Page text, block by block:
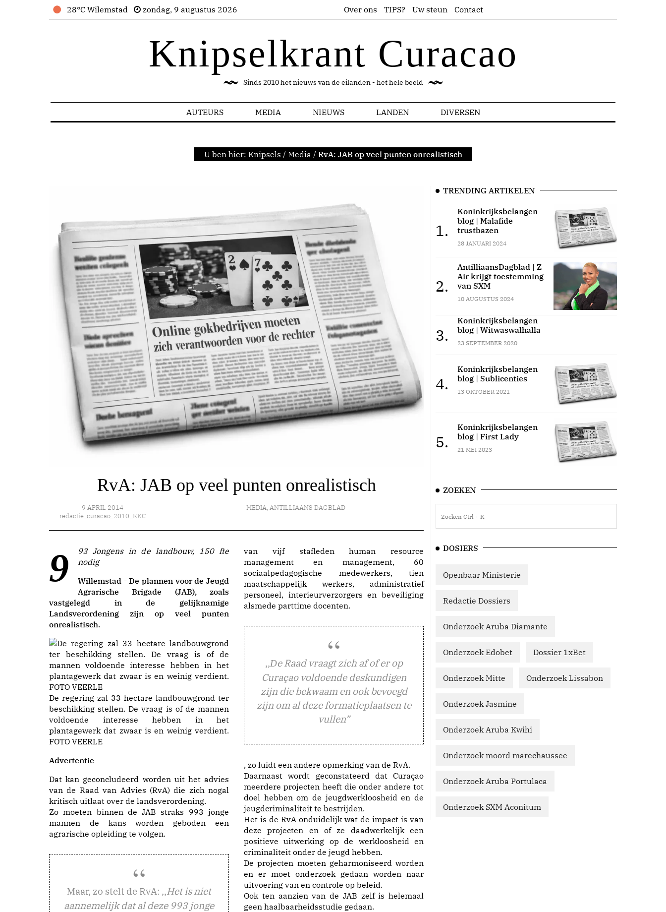
28°C Wilemstad zondag, 9 augustus 2026 Over ons TIPS? Uw steun Contact
Knipselkrant Curacao
Sinds 2010 het nieuws van de eilanden - het hele beeld
AUTEURS MEDIA NIEUWS LANDEN DIVERSEN
U ben hier: Knipsels / Media / RvA: JAB op veel punten onrealistisch
RvA: JAB op veel punten onrealistisch
9 APRIL 2014
redactie_curacao_2010_KKC
MEDIA, ANTILLIAANS DAGBLAD
993 Jongens in de landbouw, 150 fte
nodig
Willemstad - De plannen voor de Jeugd
Agrarische Brigade (JAB), zoals
vastgelegd in de gelijknamige
Landsverordening zijn op veel punten
onrealistisch.
De regering zal 33 hectare landbouwgrond ter
beschikking stellen. De vraag is of de mannen
voldoende interesse hebben in het
plantagewerk dat zwaar is en weinig verdient.
FOTO VEERLE
Advertentie
Dat kan geconcludeerd worden uit het advies
van de Raad van Advies (RvA) die zich nogal
kritisch uitlaat over de landsverordening.
Zo moeten binnen de JAB straks 993 jonge
mannen de kans worden geboden een
agrarische opleiding te volgen.
Maar, zo stelt de RvA: ,,Het is niet
aannemelijk dat al deze 993 jonge
van vijf stafleden human resource
management en management, 60
sociaalpedagogische medewerkers, tien
maatschappelijk werkers, administratief
personeel, interieurverzorgers en beveiliging
alsmede parttime docenten.
,,De Raad vraagt zich af of er op
Curaçao voldoende deskundigen
zijn die bekwaam en ook bevoegd
zijn om al deze formatieplaatsen te
vullen”
, zo luidt een andere opmerking van de RvA.
Daarnaast wordt geconstateerd dat Curaçao
meerdere projecten heeft die onder andere tot
doel hebben om de jeugdwerkloosheid en de
jeugdcriminaliteit te bestrijden.
Het is de RvA onduidelijk wat de impact is van
deze projecten en of ze daadwerkelijk een
positieve uitwerking op de werkloosheid en
criminaliteit onder de jeugd hebben.
De projecten moeten geharmoniseerd worden
en er moet onderzoek gedaan worden naar
uitvoering van en controle op beleid.
Ook ten aanzien van de JAB zelf is helemaal
geen haalbaarheidsstudie gedaan.
TRENDING ARTIKELEN
1.
Koninkrijksbelangen
blog | Malafide
trustbazen
28 JANUARI 2024
2.
AntilliaansDagblad | Z
Air krijgt toestemming
van SXM
10 AUGUSTUS 2024
3.
Koninkrijksbelangen
blog | Witwaswalhalla
23 SEPTEMBER 2020
4.
Koninkrijksbelangen
blog | Sublicenties
13 OKTOBER 2021
5.
Koninkrijksbelangen
blog | First Lady
21 MEI 2023
ZOEKEN
DOSIERS
Openbaar Ministerie
Redactie Dossiers
Onderzoek Aruba Diamante
Onderzoek Edobet Dossier 1xBet
Onderzoek Mitte Onderzoek Lissabon
Onderzoek Jasmine
Onderzoek Aruba Kwihi
Onderzoek moord marechaussee
Onderzoek Aruba Portulaca
Onderzoek SXM Aconitum